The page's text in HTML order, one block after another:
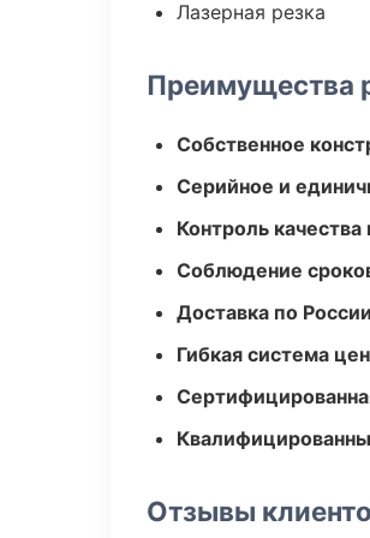
Лазерная резка
Преимущества
Собственное
Серийное и
Контроль качества
Соблюдение
Доставка по
Гибкая система
Отзывы